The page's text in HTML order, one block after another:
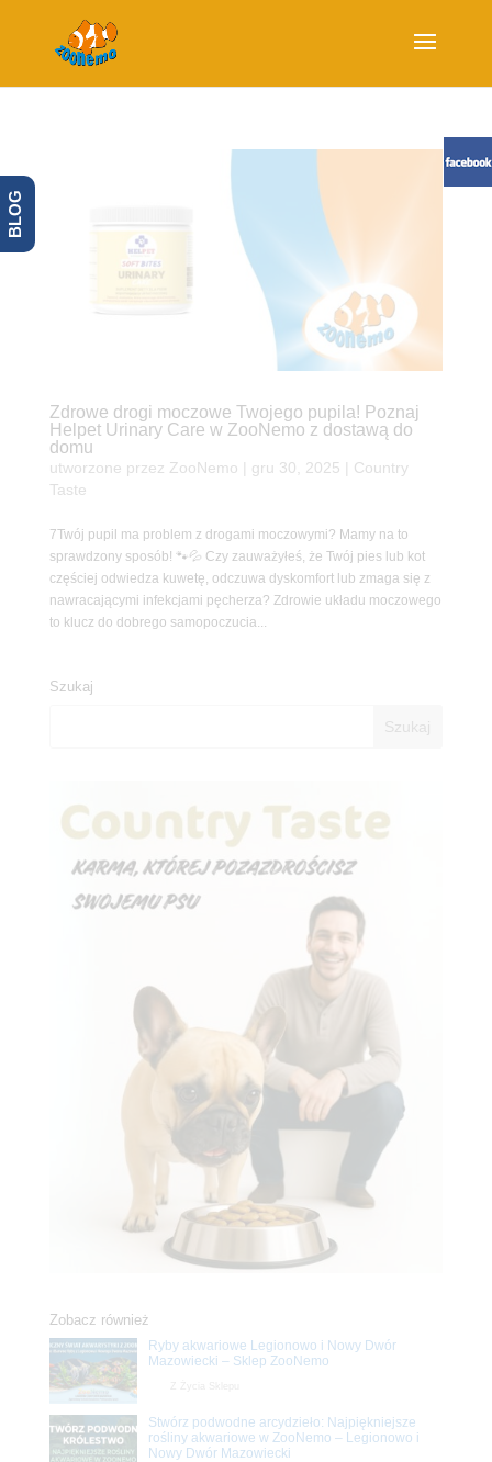
Zdrowe drogi moczowe Twojego pupila! Poznaj
Helpet Urinary Care w ZooNemo z dostawą do
domu
utworzone przez ZooNemo gru 30, 2025
Country
Taste
7Twój pupil ma problem z drogami moczowymi? Mamy na to
sprawdzony sposób! 🐾💦 Czy zauważyłeś, że Twój pies lub kot
częściej odwiedza kuwetę, odczuwa dyskomfort lub zmaga się z
nawracającymi infekcjami pęcherza? Zdrowie układu moczowego
to klucz do dobrego samopoczucia...
Szukaj
Zobacz również
Ryby akwariowe Legionowo i Nowy Dwór
Mazowiecki – Sklep ZooNemo
Stwórz podwodne arcydzieło: Najpiękniejsze
rośliny akwariowe w ZooNemo – Legionowo i
Nowy Dwór Mazowiecki
BLOG